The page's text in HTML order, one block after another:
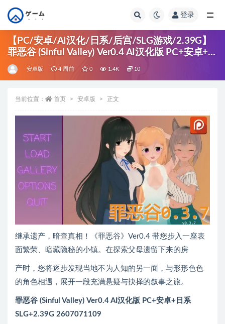
登录
【PC/安卓/AI汉化/日系/后宫/SLG游戏/2.39G】
罪恶谷 (Sinful Valley) Ver0.4 AI汉化版 PC+安卓+日
系SLG+2.39G
安卓版 4 周前 0 1.4K 10
当前位置： 首页 安卓版 正文
继承遗产，暗查真相！《罪恶谷》Ver0.4 带您步入一座表
面繁荣、暗藏隐秘的小镇。在探索父母遗留下来的房
产时，您将逐步发现当地不为人知的另一面，与形形色色
的角色相遇，展开一段充满悬疑与抉择的叙事之旅。
罪恶谷 (Sinful Valley) Ver0.4 AI汉化版 PC+安卓+日系
SLG+2.39G 2607071109